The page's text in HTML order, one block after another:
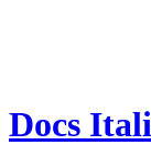
Docs